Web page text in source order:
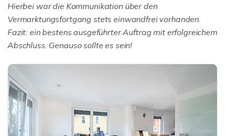
Hierbei war die Kommunikation über den
Vermarktungsfortgang stets einwandfrei vorhanden.
Fazit: ein bestens ausgeführter Auftrag mit erfolgreichem
Abschluss. Genauso sollte es sein!